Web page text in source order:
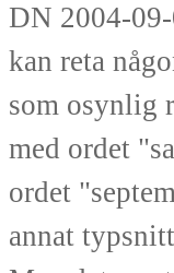
DN 2004-09-
kan reta
som osynlig
med ordet
ordet
annat